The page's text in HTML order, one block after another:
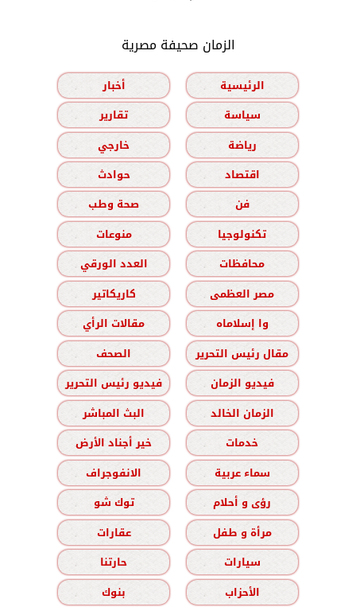
الزمان صحيفة مصرية
الرئيسية
أخبار
سياسة
تقارير
رياضة
خارجي
اقتصاد
حوادث
فن
صحة وطب
تكنولوجيا
منوعات
محافظات
العدد الورقي
مصر العظمى
كاريكاتير
وا إسلاماه
مقالات الرأي
مقال رئيس التحرير
الصحف
فيديو الزمان
فيديو رئيس التحرير
الزمان الخالد
البث المباشر
خدمات
خير أجناد الأرض
سماء عربية
الانفوجراف
رؤى و أحلام
توك شو
مرأة و طفل
عقارات
سيارات
حارتنا
الأحزاب
بنوك